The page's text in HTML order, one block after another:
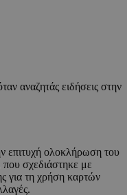
αναζητάς ειδήσεις στην
επιτυχή ολοκλήρωση του
που σχεδιάστηκε με
για τη χρήση καρτών